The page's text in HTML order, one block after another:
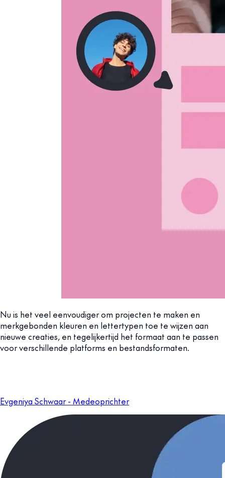
Nu is het veel eenvoudiger om projecten te maken en
merkgebonden kleuren en lettertypen toe te wijzen aan
nieuwe creaties, en tegelijkertijd het formaat aan te passen
voor verschillende platforms en bestandsformaten.
Evgeniya Schwaar - Medeoprichter